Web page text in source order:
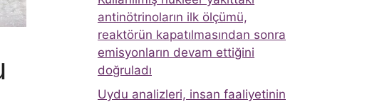
antinötrinoların ilk ölçümü,
reaktörün kapatılmasından sonra
emisyonların devam ettiğini
doğruladı
Uydu analizleri, insan faaliyetinin